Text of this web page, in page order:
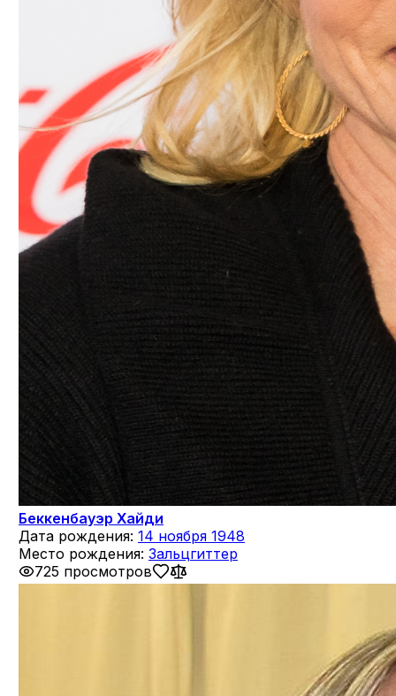
Беккенбауэр Хайди
Дата рождения: 14 ноября 1948
Место рождения: Зальцгиттер
725 просмотров